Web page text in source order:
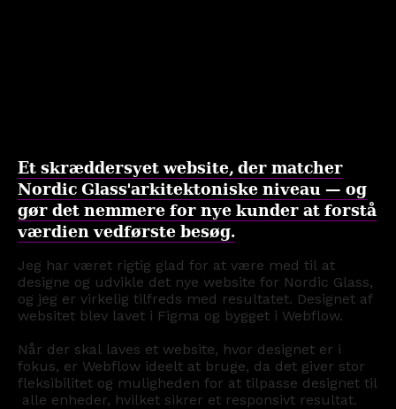
Et skræddersyet website, der matcher
Nordic Glass'arkitektoniske niveau — og
gør det nemmere for nye kunder at forstå
værdien vedførste besøg.
Jeg har været rigtig glad for at være med til at
designe og udvikle det nye website for Nordic Glass,
og jeg er virkelig tilfreds med resultatet. Designet af
websitet blev lavet i Figma og bygget i Webflow.
Når der skal laves et website, hvor designet er i
fokus, er Webflow ideelt at bruge, da det giver stor
fleksibilitet og muligheden for at tilpasse designet til
alle enheder, hvilket sikrer et responsivt resultat.